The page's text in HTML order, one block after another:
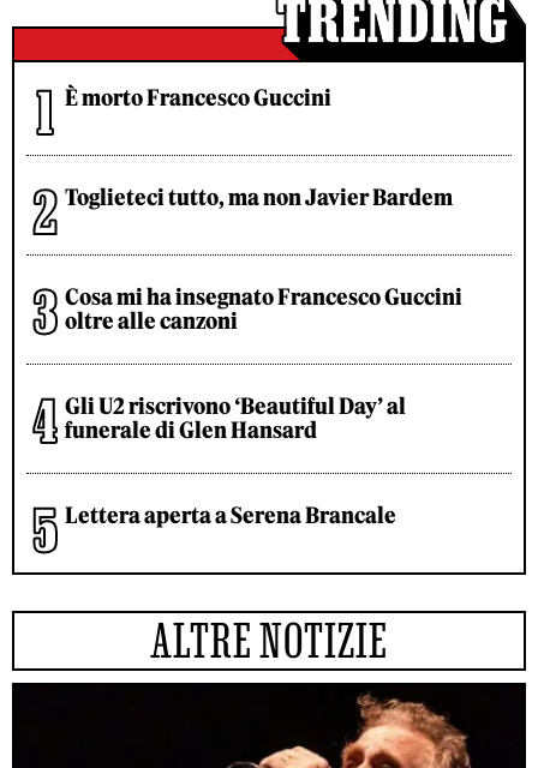
È morto Francesco Guccini
Toglieteci tutto, ma non Javier Bardem
Cosa mi ha insegnato Francesco Guccini
oltre alle canzoni
Gli U2 riscrivono ‘Beautiful Day’ al
funerale di Glen Hansard
Lettera aperta a Serena Brancale
ALTRE NOTIZIE